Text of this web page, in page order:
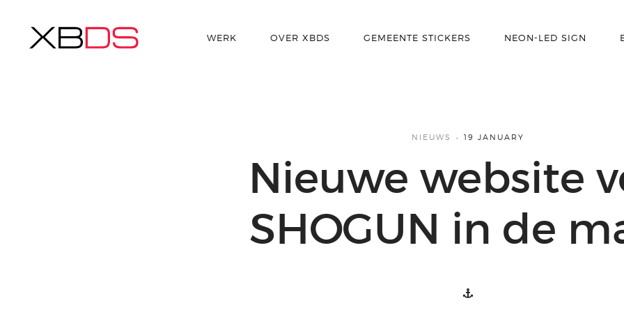
WERK OVER XBDS GEMEENTE STICKERS NEON-LED SIGN
NIEUWS 19 JANUARY
Nieuwe website
SHOGUN in de